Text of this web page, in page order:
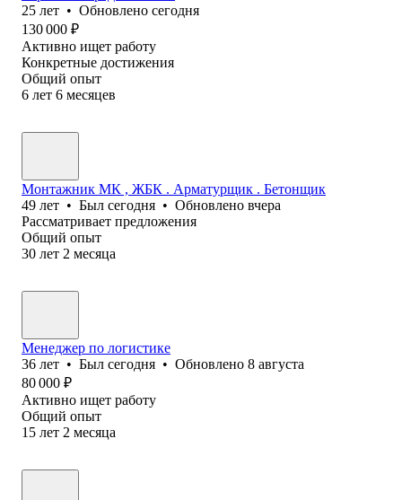
25 лет • Обновлено сегодня
130 000 ₽
Активно ищет работу
Конкретные достижения
Общий опыт
6 лет 6 месяцев
Монтажник МК , ЖБК . Арматурщик . Бетонщик
49 лет • Был сегодня • Обновлено вчера
Рассматривает предложения
Общий опыт
30 лет 2 месяца
Менеджер по логистике
36 лет • Был сегодня • Обновлено 8 августа
80 000 ₽
Активно ищет работу
Общий опыт
15 лет 2 месяца